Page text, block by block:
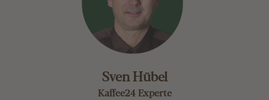
Sven Hübel
Kaffee24 Experte